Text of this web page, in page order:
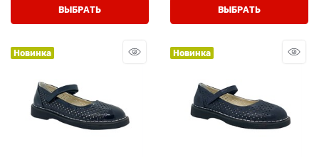
ВЫБРАТЬ ВЫБРАТЬ
Новинка Новинка